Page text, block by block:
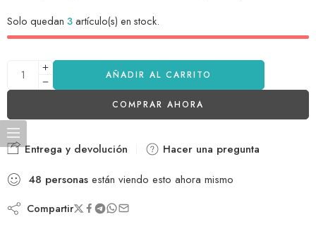
Solo quedan 3artículo(s) en stock.
AÑADIR AL CARRITO
COMPRAR AHORA
Entrega y devolución
Hacer una pregunta
48 personas están viendo esto ahora mismo
Compartir